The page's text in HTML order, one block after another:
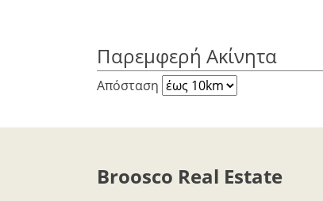
Παρεμφερή Ακίνητα
Απόσταση
Broosco Real Estate